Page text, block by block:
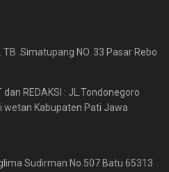
TB .Simatupang NO. 33 Pasar Rebo
dan REDAKSI : JL.Tondonegoro
wetan Kabupaten Pati Jawa
Sudirman No.507 Batu 65313